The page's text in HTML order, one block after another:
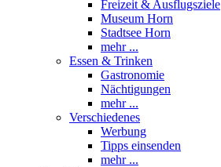
Freizeit & Ausflugsziele
Museum Horn
Stadtsee Horn
mehr ...
Essen & Trinken
Gastronomie
Nächtigungen
mehr ...
Verschiedenes
Werbung
Tipps einsenden
mehr ...